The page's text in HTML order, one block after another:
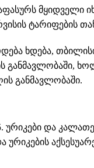
მყიდველი
ტარიფების
ხდება,
განმავლობაში,
განმავლობაში.
ურიკები და
ურიკების